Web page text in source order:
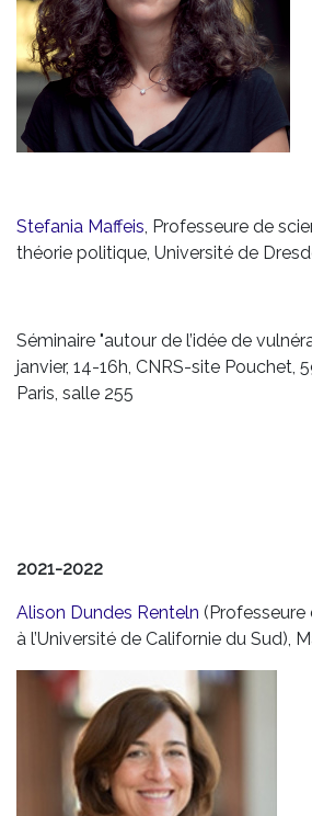
Stefania Maffeis, Professeure de
théorie politique, Université de
Séminaire "autour de l’idée de
janvier, 14-16h, CNRS-site Pouchet,
Paris, salle 255
2021-2022
Alison Dundes Renteln
à l’Université de Californie du Sud),